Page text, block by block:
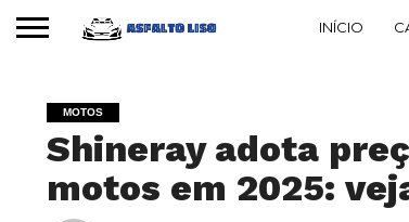
INÍCIO
MOTOS
Shineray adota
motos em 2025: